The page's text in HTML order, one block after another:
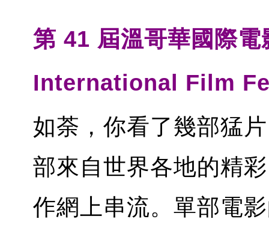
第 41 屆溫哥華國際
International Film
如荼，你看了幾部猛
部來自世界各地的精
作網上串流。單部電